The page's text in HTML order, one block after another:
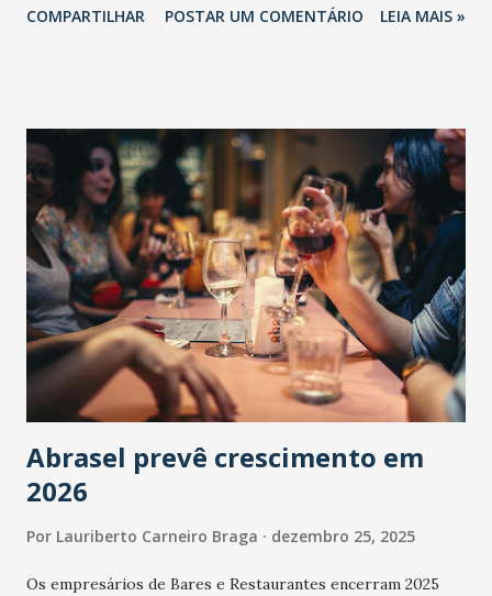
COMPARTILHAR POSTAR UM COMENTÁRIO LEIA MAIS »
Abrasel prevê crescimento em
2026
Por Lauriberto Carneiro Braga dezembro 25, 2025
Os empresários de Bares e Restaurantes encerram 2025